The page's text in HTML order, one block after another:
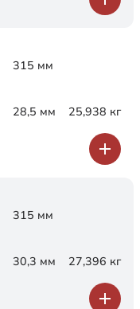
315 мм
28,5 мм 25,938 кг
315 мм
30,3 мм 27,396 кг